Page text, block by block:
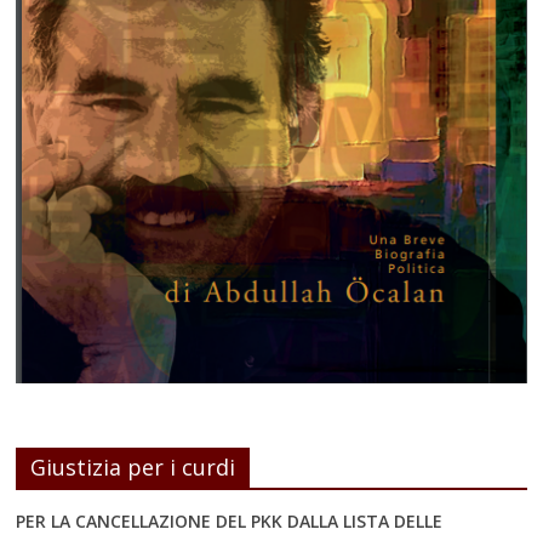
Giustizia per i curdi
PER LA CANCELLAZIONE DEL PKK DALLA LISTA DELLE